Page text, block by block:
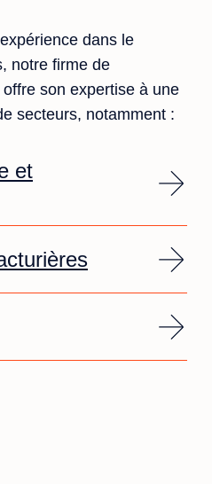
dans le
notre firme de
son expertise à une
secteurs, notamment :
et